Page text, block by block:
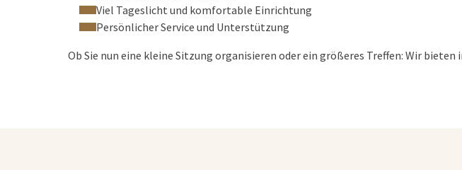
Viel Tageslicht und komfortable Einrichtung
Persönlicher Service und Unterstützung
Ob Sie nun eine kleine Sitzung organisieren oder ein größeres Treffen: Wir bieten